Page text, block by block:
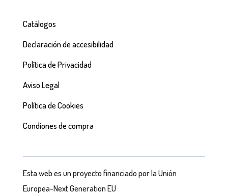
Catálogos
Declaración de accesibilidad
Política de Privacidad
Aviso Legal
Política de Cookies
Condiones de compra
Esta web es un proyecto financiado por la Unión
Europea-Next Generation EU